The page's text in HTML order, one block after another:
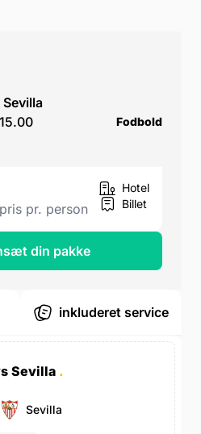
inkluderet service
Sevilla .
Sevilla
Fodbold
pr. person
Hotel
Billet
din pakke